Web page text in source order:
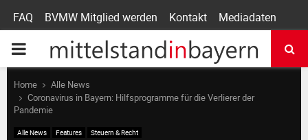
FAQ BVMW Mitglied werden Kontakt Mediadaten
P
R
Home
Alle News
Coronavirus in Bayern: Hilfsprogramme für die Verlierer der
Pandemie
Alle News Features Steuern & Recht